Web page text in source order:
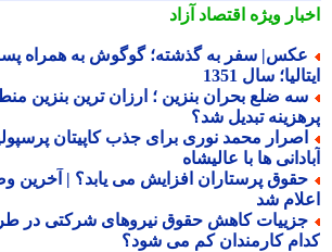
ویژهاقتصاد آزاد
سفر به گذشته؛ گوگوش به همراه پسرش
سال 1351
ضلع بحران بنزین ؛ ارزان ترین بنزین
تبدیل شد؟
محمد نوری برای جذب کاپیتان
ها با عالیشاه
پرستاران افزایش می یابد؟ | آخرین
شد
کاهش حقوق نیروهای شرکتی در طرح
کارمندان کم می شود؟